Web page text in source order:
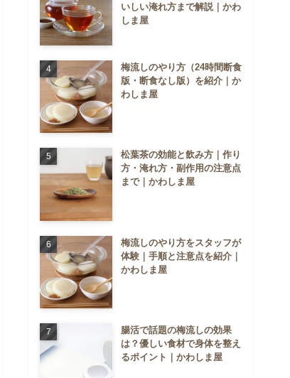
いしい淹れ方まで解説｜かわ
しま屋
梅流しのやり方（24時間断食
版・断食なし版）を紹介｜か
わしま屋
松葉茶の効能と飲み方｜作り
方・淹れ方・副作用の注意点
まで｜かわしま屋
梅流しのやり方をスタッフが
体験｜手順と注意点を紹介｜
かわしま屋
腸活で話題の梅流しの効果
は？優しい食材で身体を整え
るポイント｜かわしま屋